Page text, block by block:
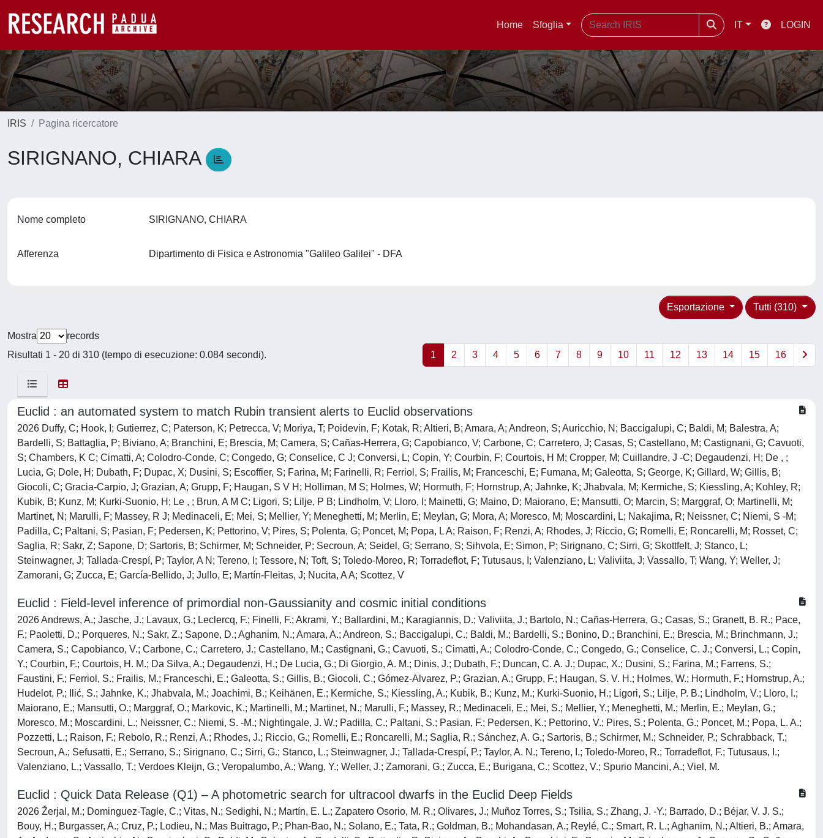
Home Sfoglia IT LOGIN
IRIS Pagina ricercatore
SIRIGNANO, CHIARA
Nome completo SIRIGNANO, CHIARA
Afferenza Dipartimento di Fisica e Astronomia "Galileo Galilei" - DFA
Tutti (310)
Esportazione
Mostra
records
Risultati 1 - 20 di 310 (tempo di esecuzione: 0.084 secondi).
1 2 3 4 5 6 7 8 9 10 11 12 13 14 15 16
Euclid : an automated system to match Rubin transient alerts to Euclid observations
2026 Duffy, C; Hook, I; Gutierrez, C; Paterson, K; Petrecca, V; Moriya, T; Poidevin, F; Kotak, R; Altieri, B; Amara, A; Andreon, S; Auricchio, N; Baccigalupi, C; Baldi, M; Balestra, A;
Bardelli, S; Battaglia, P; Biviano, A; Branchini, E; Brescia, M; Camera, S; Cañas-Herrera, G; Capobianco, V; Carbone, C; Carretero, J; Casas, S; Castellano, M; Castignani, G; Cavuoti,
S; Chambers, K C; Cimatti, A; Colodro-Conde, C; Congedo, G; Conselice, C J; Conversi, L; Copin, Y; Courbin, F; Courtois, H M; Cropper, M; Cuillandre, J -C; Degaudenzi, H; De , ;
Lucia, G; Dole, H; Dubath, F; Dupac, X; Dusini, S; Escoffier, S; Farina, M; Farinelli, R; Ferriol, S; Frailis, M; Franceschi, E; Fumana, M; Galeotta, S; George, K; Gillard, W; Gillis, B;
Giocoli, C; Gracia-Carpio, J; Grazian, A; Grupp, F; Haugan, S V H; Holliman, M S; Holmes, W; Hormuth, F; Hornstrup, A; Jahnke, K; Jhabvala, M; Kermiche, S; Kiessling, A; Kohley, R;
Kubik, B; Kunz, M; Kurki-Suonio, H; Le , ; Brun, A M C; Ligori, S; Lilje, P B; Lindholm, V; Lloro, I; Mainetti, G; Maino, D; Maiorano, E; Mansutti, O; Marcin, S; Marggraf, O; Martinelli, M;
Martinet, N; Marulli, F; Massey, R J; Medinaceli, E; Mei, S; Mellier, Y; Meneghetti, M; Merlin, E; Meylan, G; Mora, A; Moresco, M; Moscardini, L; Nakajima, R; Neissner, C; Niemi, S -M;
Padilla, C; Paltani, S; Pasian, F; Pedersen, K; Pettorino, V; Pires, S; Polenta, G; Poncet, M; Popa, L A; Raison, F; Renzi, A; Rhodes, J; Riccio, G; Romelli, E; Roncarelli, M; Rosset, C;
Saglia, R; Sakr, Z; Sapone, D; Sartoris, B; Schirmer, M; Schneider, P; Secroun, A; Seidel, G; Serrano, S; Sihvola, E; Simon, P; Sirignano, C; Sirri, G; Skottfelt, J; Stanco, L;
Steinwagner, J; Tallada-Crespí, P; Taylor, A N; Tereno, I; Tessore, N; Toft, S; Toledo-Moreo, R; Torradeflot, F; Tutusaus, I; Valenziano, L; Valiviita, J; Vassallo, T; Wang, Y; Weller, J;
Zamorani, G; Zucca, E; García-Bellido, J; Jullo, E; Martín-Fleitas, J; Nucita, A A; Scottez, V
Euclid : Field-level inference of primordial non-Gaussianity and cosmic initial conditions
2026 Andrews, A.; Jasche, J.; Lavaux, G.; Leclercq, F.; Finelli, F.; Akrami, Y.; Ballardini, M.; Karagiannis, D.; Valiviita, J.; Bartolo, N.; Cañas-Herrera, G.; Casas, S.; Granett, B. R.; Pace,
F.; Paoletti, D.; Porqueres, N.; Sakr, Z.; Sapone, D.; Aghanim, N.; Amara, A.; Andreon, S.; Baccigalupi, C.; Baldi, M.; Bardelli, S.; Bonino, D.; Branchini, E.; Brescia, M.; Brinchmann, J.;
Camera, S.; Capobianco, V.; Carbone, C.; Carretero, J.; Castellano, M.; Castignani, G.; Cavuoti, S.; Cimatti, A.; Colodro-Conde, C.; Congedo, G.; Conselice, C. J.; Conversi, L.; Copin,
Y.; Courbin, F.; Courtois, H. M.; Da Silva, A.; Degaudenzi, H.; De Lucia, G.; Di Giorgio, A. M.; Dinis, J.; Dubath, F.; Duncan, C. A. J.; Dupac, X.; Dusini, S.; Farina, M.; Farrens, S.;
Faustini, F.; Ferriol, S.; Frailis, M.; Franceschi, E.; Galeotta, S.; Gillis, B.; Giocoli, C.; Gómez-Alvarez, P.; Grazian, A.; Grupp, F.; Haugan, S. V. H.; Holmes, W.; Hormuth, F.; Hornstrup, A.;
Hudelot, P.; Ilić, S.; Jahnke, K.; Jhabvala, M.; Joachimi, B.; Keihänen, E.; Kermiche, S.; Kiessling, A.; Kubik, B.; Kunz, M.; Kurki-Suonio, H.; Ligori, S.; Lilje, P. B.; Lindholm, V.; Lloro, I.;
Maiorano, E.; Mansutti, O.; Marggraf, O.; Markovic, K.; Martinelli, M.; Martinet, N.; Marulli, F.; Massey, R.; Medinaceli, E.; Mei, S.; Mellier, Y.; Meneghetti, M.; Merlin, E.; Meylan, G.;
Moresco, M.; Moscardini, L.; Neissner, C.; Niemi, S. -M.; Nightingale, J. W.; Padilla, C.; Paltani, S.; Pasian, F.; Pedersen, K.; Pettorino, V.; Pires, S.; Polenta, G.; Poncet, M.; Popa, L. A.;
Pozzetti, L.; Raison, F.; Rebolo, R.; Renzi, A.; Rhodes, J.; Riccio, G.; Romelli, E.; Roncarelli, M.; Saglia, R.; Sánchez, A. G.; Sartoris, B.; Schirmer, M.; Schneider, P.; Schrabback, T.;
Secroun, A.; Sefusatti, E.; Serrano, S.; Sirignano, C.; Sirri, G.; Stanco, L.; Steinwagner, J.; Tallada-Crespí, P.; Taylor, A. N.; Tereno, I.; Toledo-Moreo, R.; Torradeflot, F.; Tutusaus, I.;
Valenziano, L.; Vassallo, T.; Verdoes Kleijn, G.; Veropalumbo, A.; Wang, Y.; Weller, J.; Zamorani, G.; Zucca, E.; Burigana, C.; Scottez, V.; Spurio Mancini, A.; Viel, M.
Euclid : Quick Data Release (Q1) – A photometric search for ultracool dwarfs in the Euclid Deep Fields
2026 Žerjal, M.; Dominguez-Tagle, C.; Vitas, N.; Sedighi, N.; Martín, E. L.; Zapatero Osorio, M. R.; Olivares, J.; Muñoz Torres, S.; Tsilia, S.; Zhang, J. -Y.; Barrado, D.; Béjar, V. J. S.;
Bouy, H.; Burgasser, A.; Cruz, P.; Lodieu, N.; Mas Buitrago, P.; Phan-Bao, N.; Solano, E.; Tata, R.; Goldman, B.; Mohandasan, A.; Reylé, C.; Smart, R. L.; Aghanim, N.; Altieri, B.; Amara,